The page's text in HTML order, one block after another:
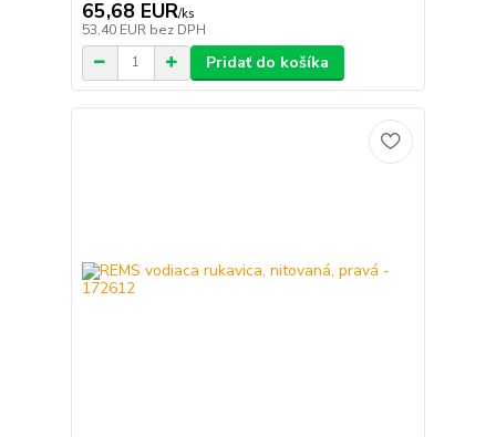
65,68 EUR/ks
53,40 EUR bez DPH
Pridať do košíka